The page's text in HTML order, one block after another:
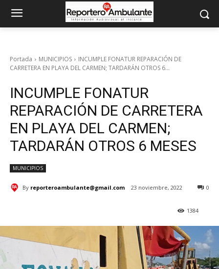
Portada MUNICIPIOS
INCUMPLE FONATUR REPARACIÓN DE
CARRETERA EN PLAYA DEL CARMEN; TARDARÁN OTROS 6...
INCUMPLE FONATUR
REPARACIÓN DE CARRETERA
EN PLAYA DEL CARMEN;
TARDARÁN OTROS 6 MESES
MUNICIPIOS
By reporteroambulante@gmail.com 23 noviembre, 2022 0
1384